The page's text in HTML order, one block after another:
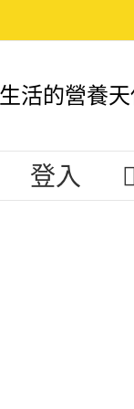
活的營養
登入